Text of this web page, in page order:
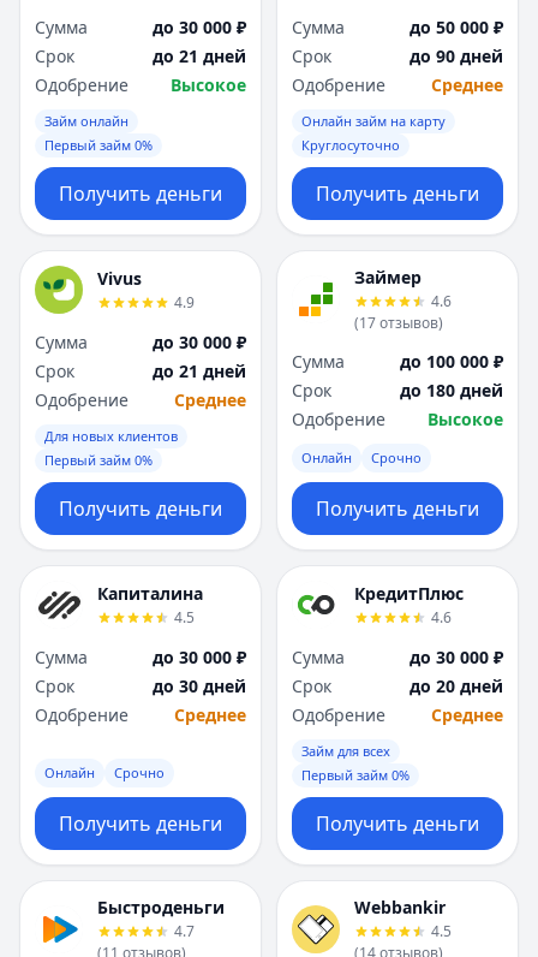
Сумма
до 30 000 ₽
Срок
до 21 дней
Одобрение
Высокое
Займ онлайн
Первый займ 0%
Получить деньги
Сумма
до 50 000 ₽
Срок
до 90 дней
Одобрение
Среднее
Онлайн займ на карту
Круглосуточно
Получить деньги
Vivus
4.9
Сумма
до 30 000 ₽
Срок
до 21 дней
Одобрение
Среднее
Для новых клиентов
Первый займ 0%
Получить деньги
Займер
4.6
(17отзывов)
Сумма
до 100 000 ₽
Срок
до 180 дней
Одобрение
Высокое
Онлайн Срочно
Получить деньги
Капиталина
4.5
Сумма
до 30 000 ₽
Срок
до 30 дней
Одобрение
Среднее
Онлайн Срочно
Получить деньги
КредитПлюс
4.6
Сумма
до 30 000 ₽
Срок
до 20 дней
Одобрение
Среднее
Займ для всех
Первый займ 0%
Получить деньги
Быстроденьги
4.7
(11 отзывов)
Webbankir
4.5
(14отзывов)